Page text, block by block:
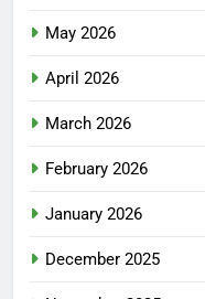
May 2026
April 2026
March 2026
February 2026
January 2026
December 2025